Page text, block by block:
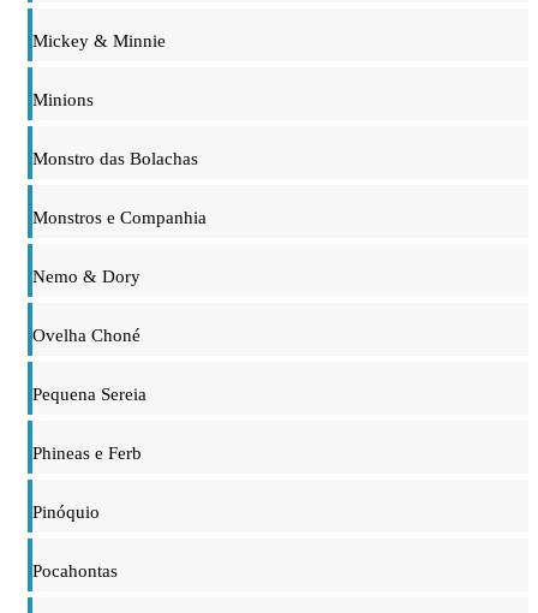
Mickey & Minnie
Minions
Monstro das Bolachas
Monstros e Companhia
Nemo & Dory
Ovelha Choné
Pequena Sereia
Phineas e Ferb
Pinóquio
Pocahontas